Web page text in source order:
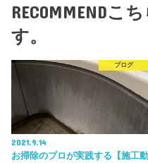
RECOMMENDこ
す。
ブログ
2021.9.14
お掃除のプロが実践する【施工動